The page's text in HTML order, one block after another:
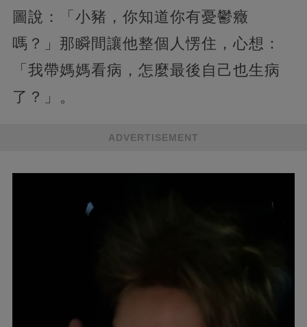
圖說：「小豬，你知道你有憂鬱癥
嗎？」那瞬間讓他整個人愣住，心想：
「我帶媽媽看病，怎麼最後自己也生病
了？」。
ADVERTISEMENT